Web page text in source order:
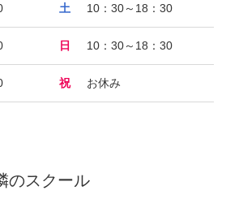
土 10：30～18：30
日 10：30～18：30
祝 お休み
のスクール